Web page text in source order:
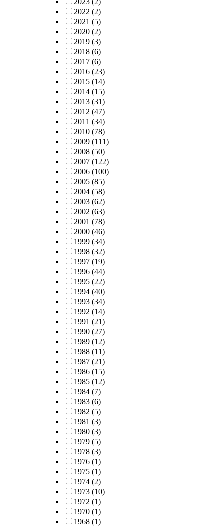
2022 (2)
2021 (5)
2020 (2)
2019 (3)
2018 (6)
2017 (6)
2016 (23)
2015 (14)
2014 (15)
2013 (31)
2012 (47)
2011 (34)
2010 (78)
2009 (111)
2008 (50)
2007 (122)
2006 (100)
2005 (85)
2004 (58)
2003 (62)
2002 (63)
2001 (78)
2000 (46)
1999 (34)
1998 (32)
1997 (19)
1996 (44)
1995 (22)
1994 (40)
1993 (34)
1992 (14)
1991 (21)
1990 (27)
1989 (12)
1988 (11)
1987 (21)
1986 (15)
1985 (12)
1984 (7)
1983 (6)
1982 (5)
1981 (3)
1980 (3)
1979 (5)
1978 (3)
1976 (1)
1975 (1)
1974 (2)
1973 (10)
1972 (1)
1970 (1)
1968 (1)